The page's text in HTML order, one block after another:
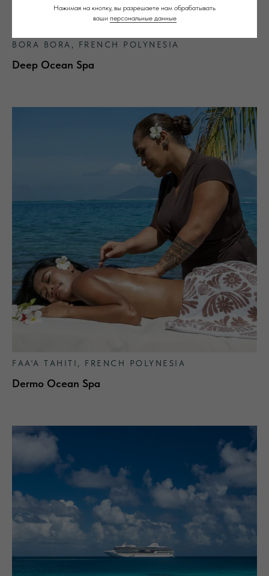
BORA BORA, FRENCH POLYNESIA
Deep Ocean Spa
FAA'A TAHITI, FRENCH POLYNESIA
Dermo Ocean Spa
бренда в России свяжутся с вами и обсудят
коммерческие условия, требования к работе с
сотрудников для авторизации в России
Нажимая на кнопку, вы разрешаете нам обрабатывать
ваши персональные данные
С 1962 года бренд разрабатывает профессиональную
косметику на основе морских водорослей и принципов
талассотерапии. Натуральные формулы, клинически
подтверждённая эффективность и сенсорные текстуры
ALGOTHERM -
ПРОФЕССИОНАЛЬНАЯ
МОРСКАЯ КОСМЕЦЕВТИКА ИЗ
ФРАНЦИИ